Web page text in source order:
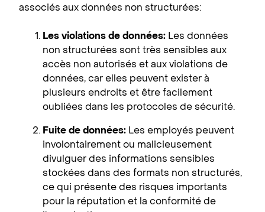
associés aux données non structurées:
Les violations de données: Les données
non structurées sont très sensibles aux
accès non autorisés et aux violations de
données, car elles peuvent exister à
plusieurs endroits et être facilement
oubliées dans les protocoles de sécurité.
Fuite de données: Les employés peuvent
involontairement ou malicieusement
divulguer des informations sensibles
stockées dans des formats non structurés,
ce qui présente des risques importants
pour la réputation et la conformité de